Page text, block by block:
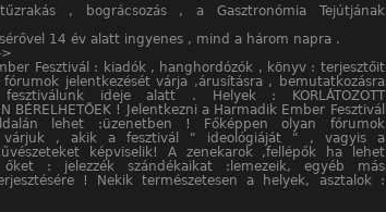
, bográcsozás , a Gasztronómia Tejútjának
14 év alatt ingyenes , mind a három napra .
>
Fesztivál : kiadók , hanghordózók , könyv : terjesztőit
jelentkezését várja ,árusításra , bemutatkozásra
fesztiválunk ideje alatt . Helyek : KORLÁTOZOTT
BÉRELHETŐEK ! Jelentkezni a Harmadik Ember Fesztivál
lehet :üzenetben ! Főképpen olyan fórumok
várjuk , akik a fesztivál " ideológiáját " , vagyis a
képviselik! A zenekarok ,fellépők ha lehet
őket : jelezzék szándékaikat :lemezeik, egyéb más
! Nekik természetesen a helyek, asztalok :